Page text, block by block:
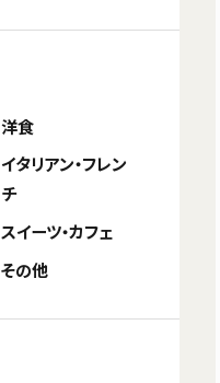
洋食
イタリアン・フレン
チ
スイーツ・カフェ
その他